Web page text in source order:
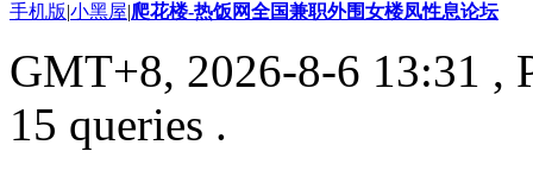
手机版|小黑屋|爬花楼-热饭网全国兼职外围女楼凤性息论坛
GMT+8, 2026-8-6 13:31 ,
15 queries .